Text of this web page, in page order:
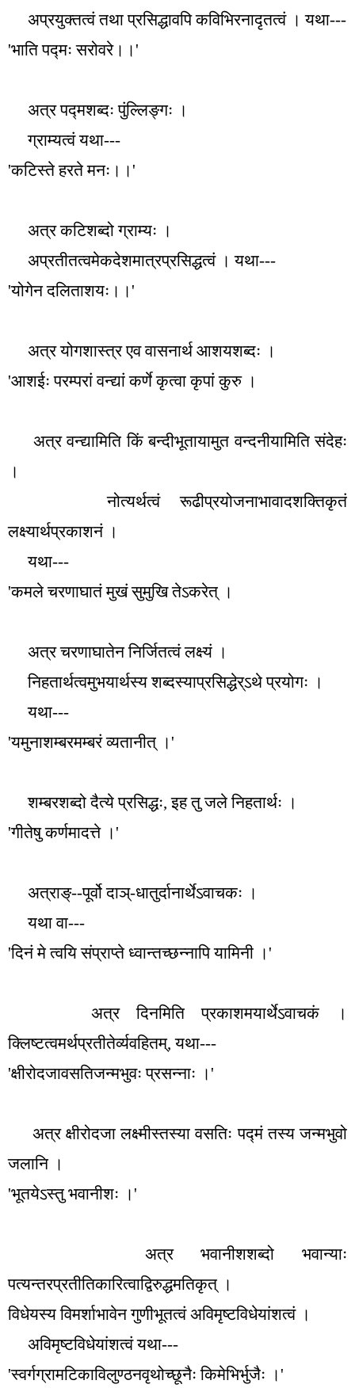
अप्रयुक्तत्वं तथा प्रसिद्धावपि कविभिरनादृतत्वं । यथा---
'भाति पद्मः सरोवरे।। '
अत्र पद्मशब्दः पुंल्लिङ्गः ।
ग्राम्यत्वं यथा---
'कटिस्ते हरते मनः।। '
अत्र कटिशब्दो ग्राम्यः ।
अप्रतीतत्वमेकदेशमात्रप्रसिद्धत्वं । यथा---
'योगेन दलिताशयः।। '
अत्र योगशास्त्र एव वासनार्थ आशयशब्दः ।
'आशईः परम्परां वन्द्यां कर्णे कृत्वा कृपां कुरु ।
अत्र वन्द्यामिति किं बन्दीभूतायामुत वन्दनीयामिति संदेहः
।
नोत्यर्थत्वं रूढीप्रयोजनाभावादशक्तिकृतं
लक्ष्यार्थप्रकाशनं ।
यथा---
'कमले चरणाघातं मुखं सुमुखि तेऽकरेत् ।
अत्र चरणाघातेन निर्जितत्वं लक्ष्यं ।
निहतार्थत्वमुभयार्थस्य शब्दस्याप्रसिद्धेर्ऽथे प्रयोगः ।
यथा---
'यमुनाशम्बरमम्बरं व्यतानीत् । '
शम्बरशब्दो दैत्ये प्रसिद्धः,इह तु जले निहतार्थः ।
'गीतेषु कर्णमादत्ते । '
अत्राङ्--पूर्वो दाञ्-धातुर्दानार्थेऽवाचकः ।
यथा वा---
'दिनं मे त्वयि संप्राप्ते ध्वान्तच्छन्नापि यामिनी । '
अत्र दिनमिति प्रकाशमयार्थेऽवाचकं ।
क्लिष्टत्वमर्थप्रतीतेर्व्यवहितम्,यथा---
'क्षीरोदजावसतिजन्मभुवः प्रसन्नाः । '
अत्र क्षीरोदजा लक्ष्मीस्तस्या वसतिः पद्मं तस्य जन्मभुवो
जलानि ।
'भूतयेऽस्तु भवानीशः । '
अत्र भवानीशशब्दो भवान्याः
पत्यन्तरप्रतीतिकारित्वाद्विरुद्धमतिकृत् ।
विधेयस्य विमर्शाभावेन गुणीभूतत्वं अविमृष्टविधेयांशत्वं ।
अविमृष्टविधेयांशत्वं यथा---
'स्वर्गग्रामटिकाविलुण्ठनवृथोच्छूनैः किमेभिर्भुजैः । '